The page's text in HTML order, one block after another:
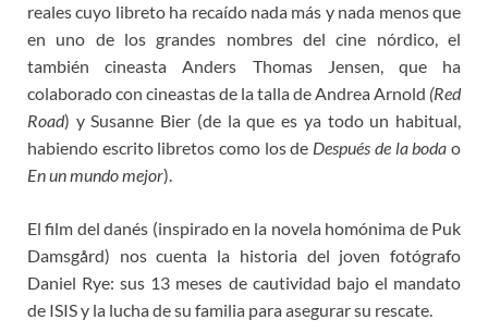
reales cuyo libreto ha recaído nada más y nada menos que
en uno de los grandes nombres del cine nórdico, el
también cineasta Anders Thomas Jensen, que ha
colaborado con cineastas de la talla de Andrea Arnold (Red
Road) y Susanne Bier (de la que es ya todo un habitual,
habiendo escrito libretos como los de Después de la boda o
En un mundo mejor).
El film del danés (inspirado en la novela homónima de Puk
Damsgård) nos cuenta la historia del joven fotógrafo
Daniel Rye: sus 13 meses de cautividad bajo el mandato
de ISIS y la lucha de su familia para asegurar su rescate.